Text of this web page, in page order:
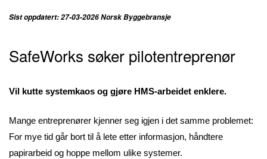
Sist oppdatert: 27-03-2026 Norsk Byggebransje
SafeWorks søker pilotentreprenør
Vil kutte systemkaos og gjøre HMS-arbeidet enklere.
Mange entreprenører kjenner seg igjen i det samme problemet:
For mye tid går bort til å lete etter informasjon, håndtere
papirarbeid og hoppe mellom ulike systemer.